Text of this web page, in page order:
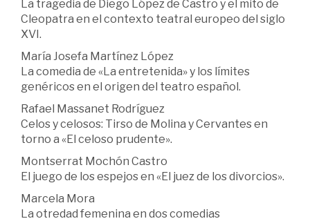
La tragedia de Diego López de Castro y el mito de
Cleopatra en el contexto teatral europeo del siglo
XVI.
María Josefa Martínez López
La comedia de «La entretenida» y los límites
genéricos en el origen del teatro español.
Rafael Massanet Rodríguez
Celos y celosos: Tirso de Molina y Cervantes en
torno a «El celoso prudente».
Montserrat Mochón Castro
El juego de los espejos en «El juez de los divorcios».
Marcela Mora
La otredad femenina en dos comedias